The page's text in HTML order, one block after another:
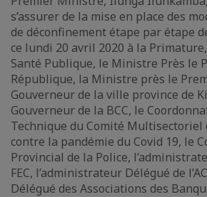
s’assurer de la mise en place des
de déconfinement étape par étape
ce lundi 20 avril 2020 à la
Santé Publique, le Ministre Près le
République, la Ministre près le
Gouverneur de la ville province de
Gouverneur de la BCC, le
Technique du Comité
contre la pandémie du Covid 19, le
Provincial de la Police,
FEC, l’administrateur Délégué de
Délégué des Associations des